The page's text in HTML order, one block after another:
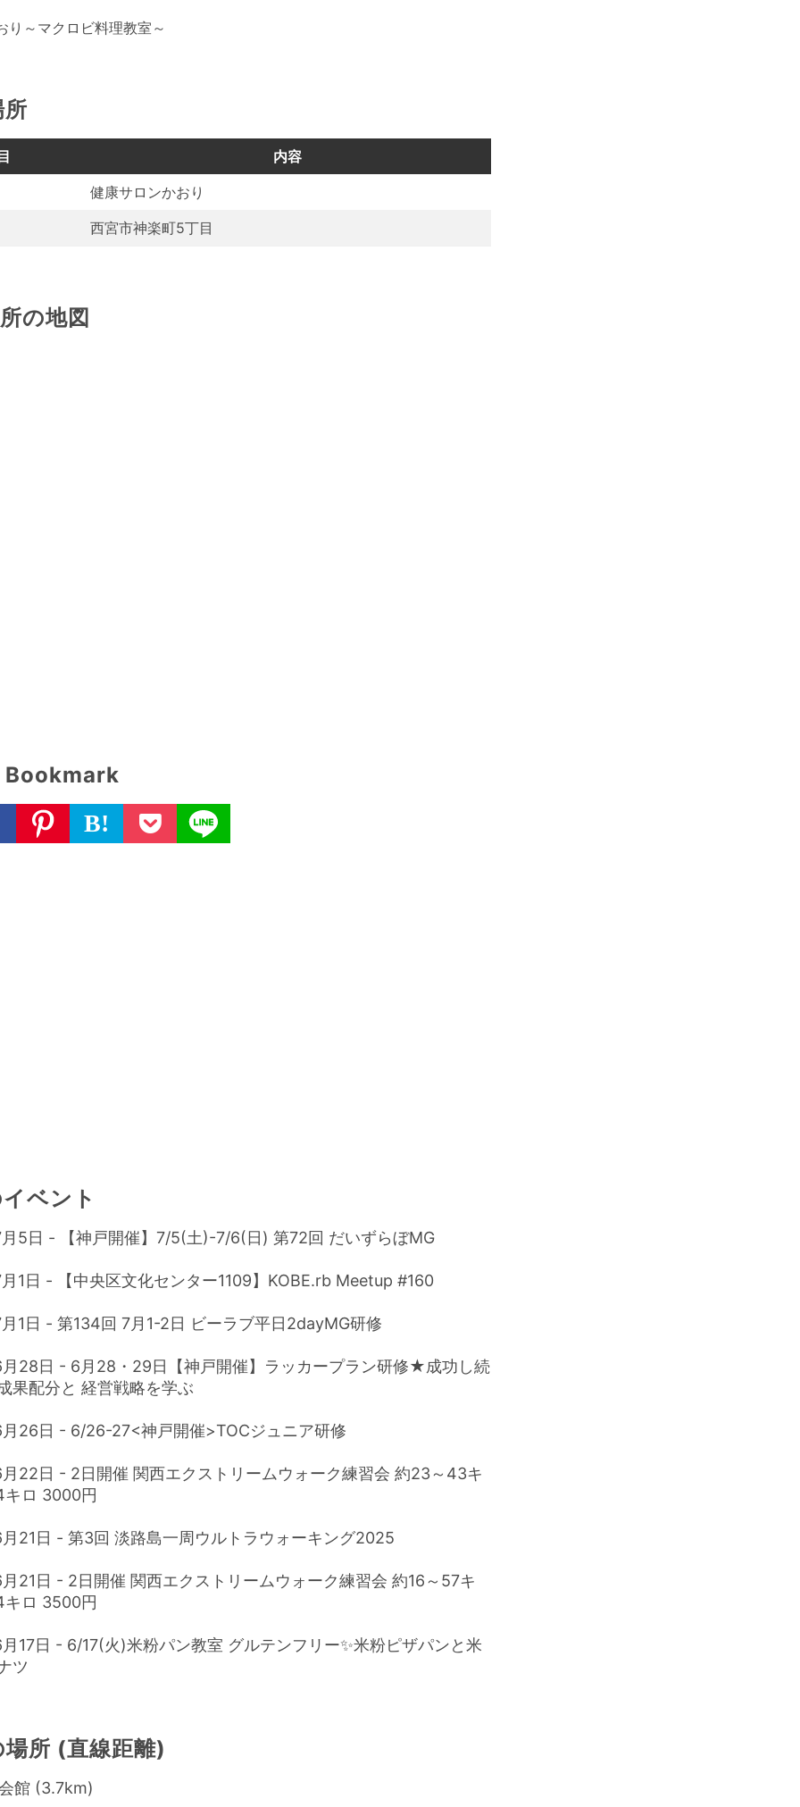
り～マクロビ料理教室～
内容
健康サロンかおり
西宮市神楽町5丁目
の地図
Bookmark
B!
ベント
5日 - 【神戸開催】7/5(土)-7/6(日) 第72回 だいずらぼMG
1日 - 【中央区文化センター1109】KOBE.rb Meetup #160
1日 - 第134回 7月1-2日 ビーラブ平日2dayMG研修
28日 - 6月28・29日【神戸開催】ラッカープラン研修★成功し続
果配分と 経営戦略を学ぶ
26日 - 6/26-27<神戸開催>TOCジュニア研修
22日 - 2日開催 関西エクストリームウォーク練習会 約23～43キ
ロ 3000円
21日 - 第3回 淡路島一周ウルトラウォーキング2025
21日 - 2日開催 関西エクストリームウォーク練習会 約16～57キ
ロ 3500円
17日 - 6/17(火)米粉パン教室 グルテンフリー✨米粉ピザパンと米
ツ
場所 (直線距離)
館 (3.7km)